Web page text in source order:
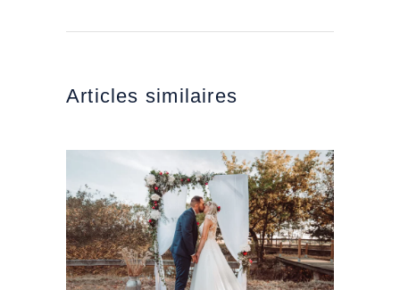
Articles similaires